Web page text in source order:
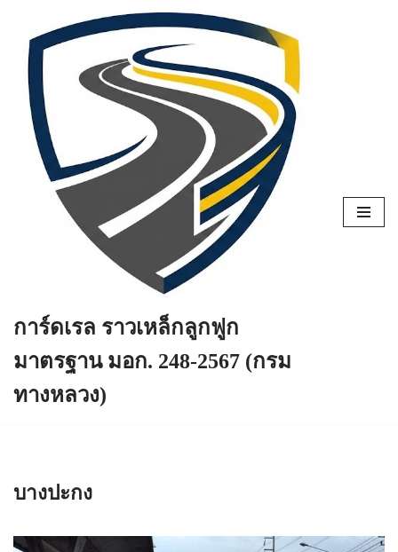
Skip
content
การ์ดเรล ราวเหล็กลูกฟูก
มาตรฐาน มอก. 248-2567 (กรม
ทางหลวง)
บางปะกง